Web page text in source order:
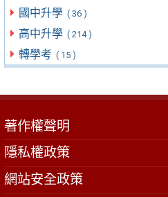
國中升學 ( 36 )
高中升學 ( 214 )
轉學考 ( 15 )
著作權聲明
隱私權政策
網站安全政策